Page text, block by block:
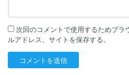
次回のコメントで使用するためブラ
ルアドレス、サイトを保存する。